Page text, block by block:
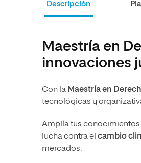
Ciencias Criminológicas y
Seguridad
Humanidades
Música
Artes
Descripción
Maestría en
innovaciones
Con la Maestría en
tecnológicas y
Amplía tus conocimientos
lucha contra el cambio
mercados.